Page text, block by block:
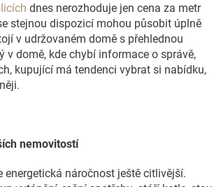
dnes nerozhoduje jen cena za metr
stejnou dispozicí mohou působit úplně
v udržovaném domě s přehlednou
v domě, kde chybí informace o správě,
kupující má tendenci vybrat si nabídku,
nemovitostí
energetická náročnost ještě citlivější.